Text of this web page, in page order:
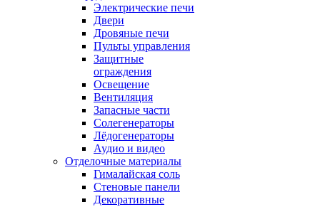
Электрические печи
Двери
Дровяные печи
Пульты управления
Защитные
ограждения
Освещение
Вентиляция
Запасные части
Солегенераторы
Лёдогенераторы
Аудио и видео
Отделочные материалы
Гималайская соль
Стеновые панели
Декоративные